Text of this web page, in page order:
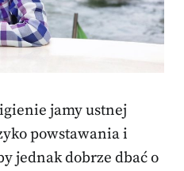
jamy ustnej
powstawania i
jednak dobrze dbać o